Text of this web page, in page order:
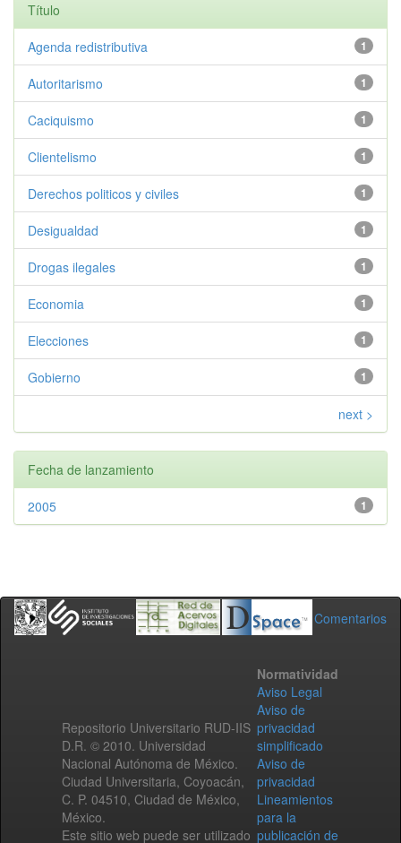
Título
1
Agenda redistributiva
1
Autoritarismo
1
Caciquismo
1
Clientelismo
1
Derechos politicos y civiles
1
Desigualdad
1
Drogas ilegales
1
Economia
1
Elecciones
1
Gobierno
next >
Fecha de lanzamiento
1
2005
Comentarios
Repositorio Universitario RUD-IIS
D.R. © 2010. Universidad
Nacional Autónoma de México.
Ciudad Universitaria, Coyoacán,
C. P. 04510, Ciudad de México,
México.
Este sitio web puede ser utilizado
Normatividad
Aviso Legal
Aviso de
privacidad
simplificado
Aviso de
privacidad
Lineamientos
para la
publicación de